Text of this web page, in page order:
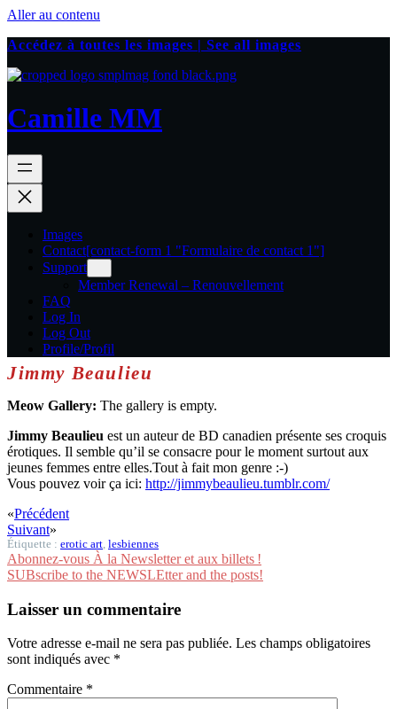
Aller au contenu
Accédez à toutes les images | See all images
Camille MM
Images
Contact[contact-form 1 "Formulaire de contact 1"]
Support
Member Renewal – Renouvellement
FAQ
Log In
Log Out
Profile/Profil
Jimmy Beaulieu
Meow Gallery: The gallery is empty.
Jimmy Beaulieu est un auteur de BD canadien présente ses croquis
érotiques. Il semble qu’il se consacre pour le moment surtout aux
jeunes femmes entre elles.Tout à fait mon genre :-)
Vous pouvez voir ça ici: http://jimmybeaulieu.tumblr.com/
«Précédent
Suivant»
Étiquette : erotic art, lesbiennes
Abonnez-vous À la Newsletter et aux billets !
SUBscribe to the NEWSLEtter and the posts!
Laisser un commentaire
Votre adresse e-mail ne sera pas publiée. Les champs obligatoires
sont indiqués avec *
Commentaire *